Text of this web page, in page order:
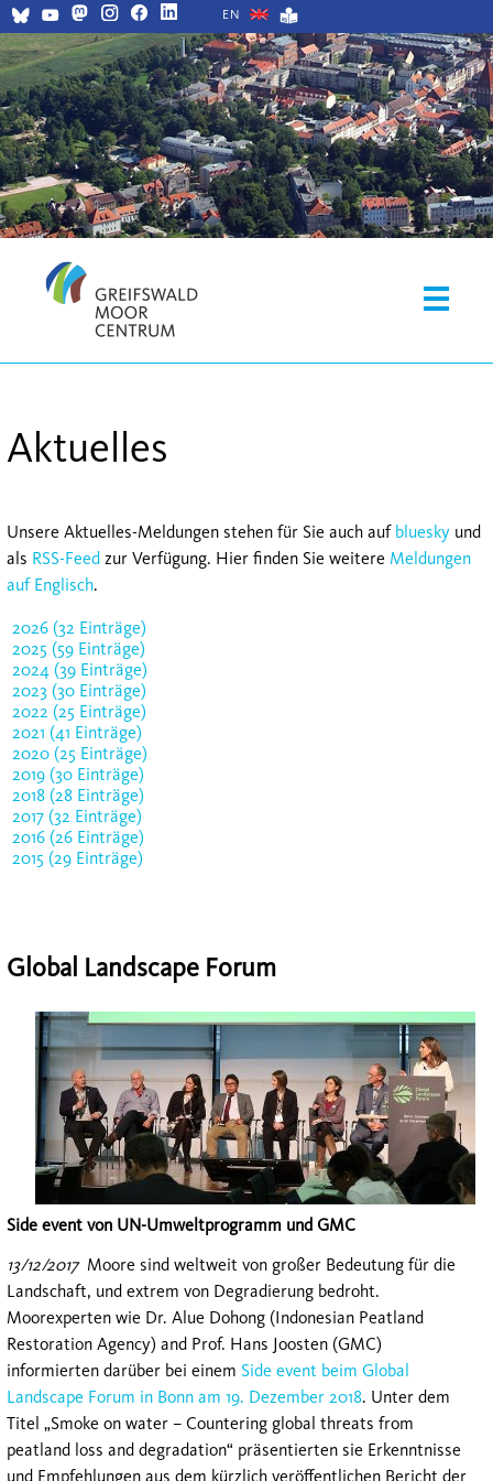
EN
Aktuelles
Unsere Aktuelles-Meldungen stehen für Sie auch auf bluesky und
als RSS-Feed zur Verfügung. Hier finden Sie weitere Meldungen
auf Englisch.
2026 (32 Einträge)
2025 (59 Einträge)
2024 (39 Einträge)
2023 (30 Einträge)
2022 (25 Einträge)
2021 (41 Einträge)
2020 (25 Einträge)
2019 (30 Einträge)
2018 (28 Einträge)
2017 (32 Einträge)
2016 (26 Einträge)
2015 (29 Einträge)
Global Landscape Forum
Side event von UN-Umweltprogramm und GMC
13/12/2017Moore sind weltweit von großer Bedeutung für die
Landschaft, und extrem von Degradierung bedroht.
Moorexperten wie Dr. Alue Dohong (Indonesian Peatland
Restoration Agency) and Prof. Hans Joosten (GMC)
informierten darüber bei einem Side event beim Global
Landscape Forum in Bonn am 19. Dezember 2018. Unter dem
Titel „Smoke on water – Countering global threats from
peatland loss and degradation“ präsentierten sie Erkenntnisse
und Empfehlungen aus dem kürzlich veröffentlichen Bericht der